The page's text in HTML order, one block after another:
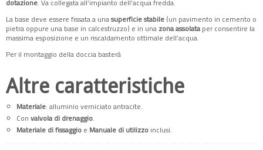
dotazione. Va collegata all’impianto dell’acqua fredda.
La base deve essere fissata a unasuperficie stabile (un pavimento in cemento o
pietra oppure una base in calcestruzzo) e in una zona assolata per consentire la
massima esposizione e un riscaldamento ottimale dell’acqua.
Per il montaggio della doccia basterà
Altre caratteristiche
Materiale: alluminio verniciato antracite.
Con valvola di drenaggio.
Materiale di fissaggio e Manuale di utilizzo inclusi.